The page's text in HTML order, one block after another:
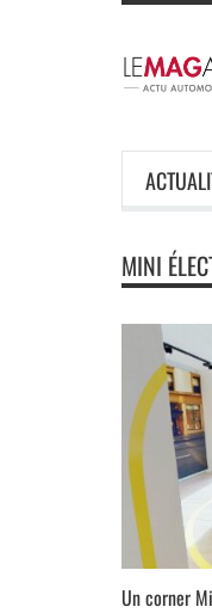
MINI
Un corner